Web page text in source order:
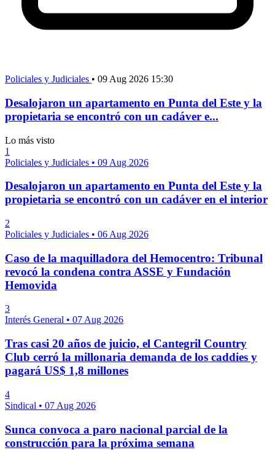
Policiales y Judiciales • 09 Aug 2026 15:30
Desalojaron un apartamento en Punta del Este y la
propietaria se encontró con un cadáver e...
Lo más visto
1
Policiales y Judiciales • 09 Aug 2026
Desalojaron un apartamento en Punta del Este y la
propietaria se encontró con un cadáver en el interior
2
Policiales y Judiciales • 06 Aug 2026
Caso de la maquilladora del Hemocentro: Tribunal
revocó la condena contra ASSE y Fundación
Hemovida
3
Interés General • 07 Aug 2026
Tras casi 20 años de juicio, el Cantegril Country
Club cerró la millonaria demanda de los caddies y
pagará US$ 1,8 millones
4
Sindical • 07 Aug 2026
Sunca convoca a paro nacional parcial de la
construcción para la próxima semana